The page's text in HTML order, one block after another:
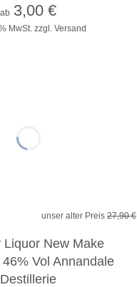
MwSt. zzgl. Versand
ab 3,00 €
unser alter Preis 27,90 €
Liquor New Make
Vol Annandale
Destillerie